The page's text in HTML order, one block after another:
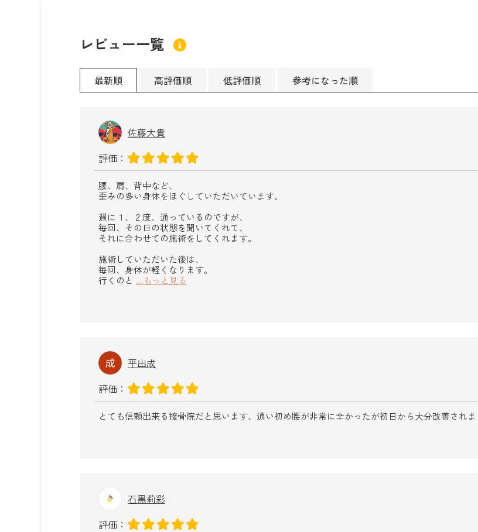
レビュー一覧
最新順 高評価順 低評価順 参考になった順
佐藤大貴
評価：
腰、肩、背中など、
歪みの多い身体をほぐしていただいています。
週に１、２度、通っているのですが、
毎回、その日の状態を聞いてくれて、
それに合わせての施術をしてくれます。
施術していただいた後は、
毎回、身体が軽くなります。
行くのと ...もっと見る
平出成
評価：
とても信頼出来る接骨院だと思います、通い初め腰が非常に辛かったが初日から大分改善されま
石黒莉彩
評価：